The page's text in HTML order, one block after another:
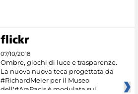
07/10/2018
Ombre, giochi di luce e trasparenze.
La nuova nuova teca progettata da
#RichardMeier per il Museo
dell'#AraPacis è modulata sul